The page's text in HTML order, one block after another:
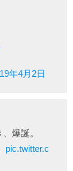
年4月2日
爆誕。
pic.twitter.c